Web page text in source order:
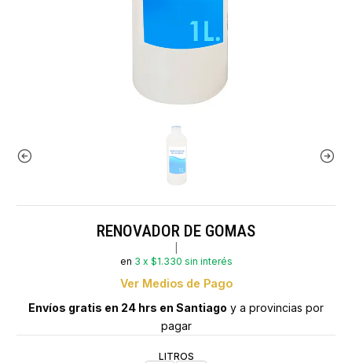
RENOVADOR DE GOMAS
en 3 x $1.330 sin interés
Ver Medios de Pago
Envíos gratis en 24 hrs en Santiago y a provincias por
pagar
LITROS